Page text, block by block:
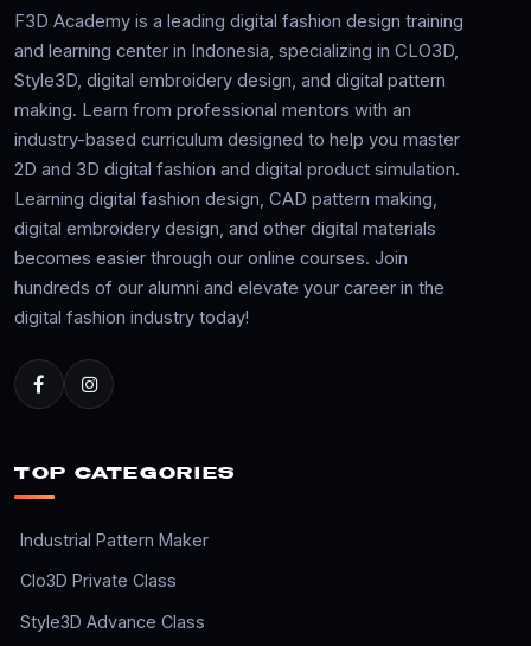
F3D Academy is a leading digital fashion design training
and learning center in Indonesia, specializing in CLO3D,
Style3D, digital embroidery design, and digital pattern
making. Learn from professional mentors with an
industry-based curriculum designed to help you master
2D and 3D digital fashion and digital product simulation.
Learning digital fashion design, CAD pattern making,
digital embroidery design, and other digital materials
becomes easier through our online courses. Join
hundreds of our alumni and elevate your career in the
digital fashion industry today!
TOP CATEGORIES
Industrial Pattern Maker
Clo3D Private Class
Style3D Advance Class